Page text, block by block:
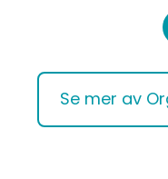
Se mer av